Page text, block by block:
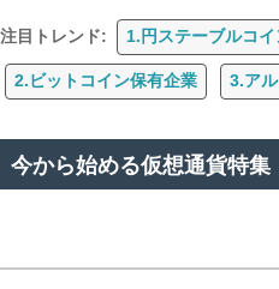
注目トレンド: 1.円ステーブルコイ
2.ビットコイン保有企業 3.ア
今から始める仮想通貨特集